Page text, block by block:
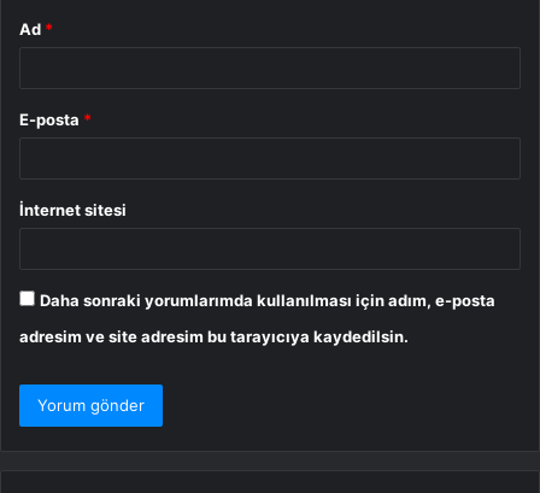
Ad *
E-posta *
İnternet sitesi
Daha sonraki yorumlarımda kullanılması için adım, e-posta
adresim ve site adresim bu tarayıcıya kaydedilsin.